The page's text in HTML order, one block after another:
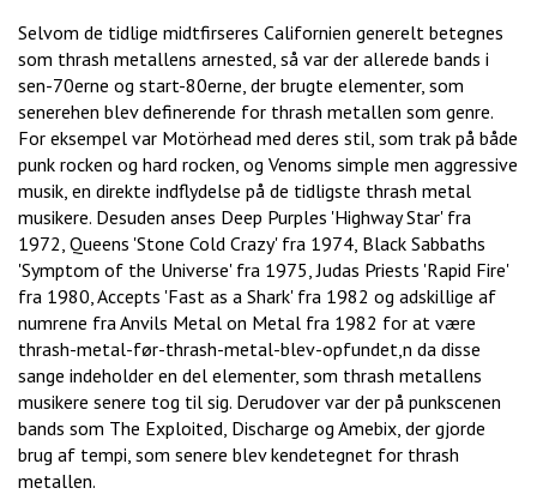
Selvom de tidlige midtfirseres Californien generelt betegnes
som thrash metallens arnested, så var der allerede bands i
sen-70erne og start-80erne, der brugte elementer, som
senerehen blev definerende for thrash metallen som genre.
For eksempel var Motörhead med deres stil, som trak på både
punk rocken og hard rocken, og Venoms simple men aggressive
musik, en direkte indflydelse på de tidligste thrash metal
musikere. Desuden anses Deep Purples 'Highway Star' fra
1972, Queens 'Stone Cold Crazy' fra 1974, Black Sabbaths
'Symptom of the Universe' fra 1975, Judas Priests 'Rapid Fire'
fra 1980, Accepts 'Fast as a Shark' fra 1982 og adskillige af
numrene fra Anvils Metal on Metal fra 1982 for at være
thrash-metal-før-thrash-metal-blev-opfundet,n da disse
sange indeholder en del elementer, som thrash metallens
musikere senere tog til sig. Derudover var der på punkscenen
bands som The Exploited, Discharge og Amebix, der gjorde
brug af tempi, som senere blev kendetegnet for thrash
metallen.